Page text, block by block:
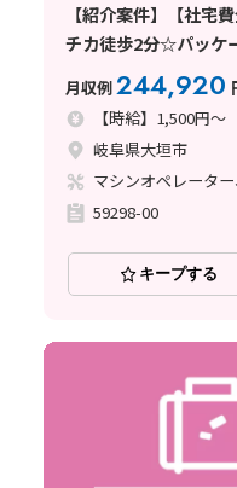
【紹介案件】【社宅
チカ徒歩2分☆パッケ
月収例244,920
【時給】1,500円～
岐阜県大垣市
マシンオペレータ
59298-00
キープする